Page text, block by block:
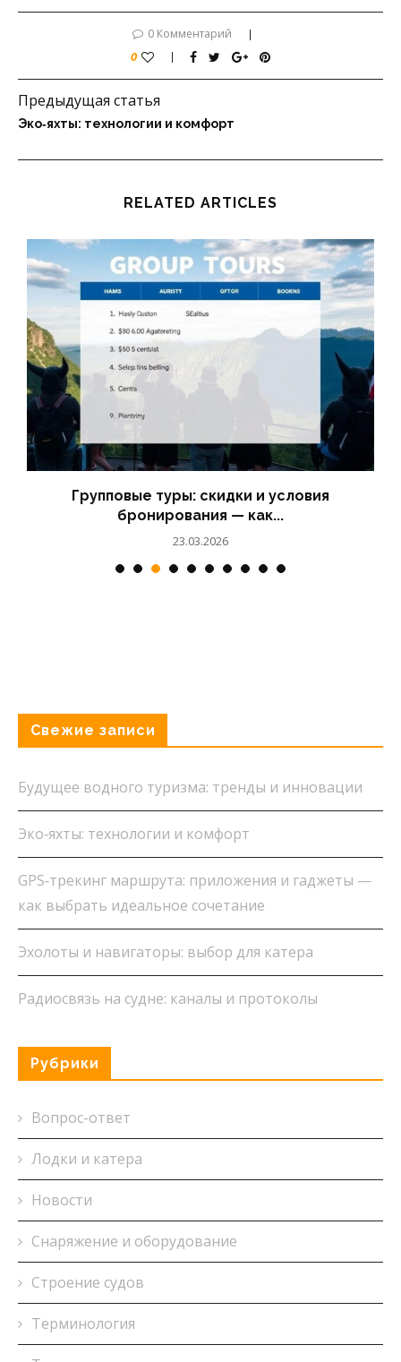
0 Комментарий
0
Предыдущая статья
Эко‑яхты: технологии и комфорт
RELATED ARTICLES
Групповые туры: скидки и условия
бронирования — как...
23.03.2026
Свежие записи
Будущее водного туризма: тренды и инновации
Эко‑яхты: технологии и комфорт
GPS‑трекинг маршрута: приложения и гаджеты —
как выбрать идеальное сочетание
Эхолоты и навигаторы: выбор для катера
Радиосвязь на судне: каналы и протоколы
Рубрики
Вопрос-ответ
Лодки и катера
Новости
Снаряжение и оборудование
Строение судов
Терминология